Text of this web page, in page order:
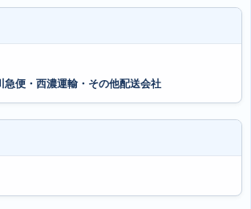
急便・西濃運輸・その他配送会社